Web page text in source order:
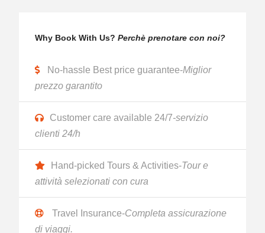
Why Book With Us? Perchè prenotare con noi?
No-hassle Best price guarantee-Miglior
prezzo garantito
Customer care available 24/7-servizio
clienti 24/h
Hand-picked Tours & Activities-Tour e
attività selezionati con cura
Travel Insurance-Completa assicurazione
di viaggi.